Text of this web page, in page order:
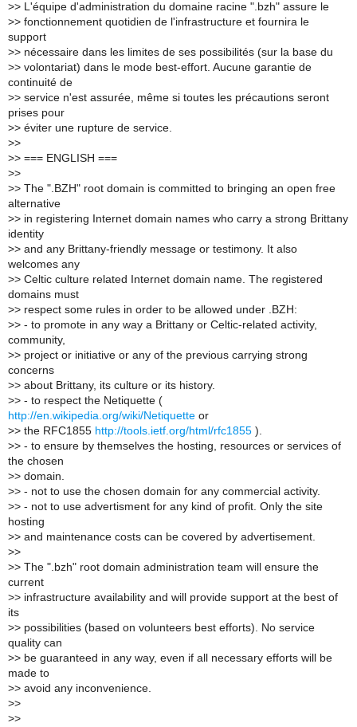
>> L'équipe d'administration du domaine racine ".bzh" assure le
>> fonctionnement quotidien de l'infrastructure et fournira le
support
>> nécessaire dans les limites de ses possibilités (sur la base du
>> volontariat) dans le mode best-effort. Aucune garantie de
continuité de
>> service n'est assurée, même si toutes les précautions seront
prises pour
>> éviter une rupture de service.
>>
>> === ENGLISH ===
>>
>> The ".BZH" root domain is committed to bringing an open free
alternative
>> in registering Internet domain names who carry a strong Brittany
identity
>> and any Brittany-friendly message or testimony. It also
welcomes any
>> Celtic culture related Internet domain name. The registered
domains must
>> respect some rules in order to be allowed under .BZH:
>> - to promote in any way a Brittany or Celtic-related activity,
community,
>> project or initiative or any of the previous carrying strong
concerns
>> about Brittany, its culture or its history.
>> - to respect the Netiquette (
http://en.wikipedia.org/wiki/Netiquette or
>> the RFC1855 http://tools.ietf.org/html/rfc1855 ).
>> - to ensure by themselves the hosting, resources or services of
the chosen
>> domain.
>> - not to use the chosen domain for any commercial activity.
>> - not to use advertisment for any kind of profit. Only the site
hosting
>> and maintenance costs can be covered by advertisement.
>>
>> The ".bzh" root domain administration team will ensure the
current
>> infrastructure availability and will provide support at the best of
its
>> possibilities (based on volunteers best efforts). No service
quality can
>> be guaranteed in any way, even if all necessary efforts will be
made to
>> avoid any inconvenience.
>>
>>